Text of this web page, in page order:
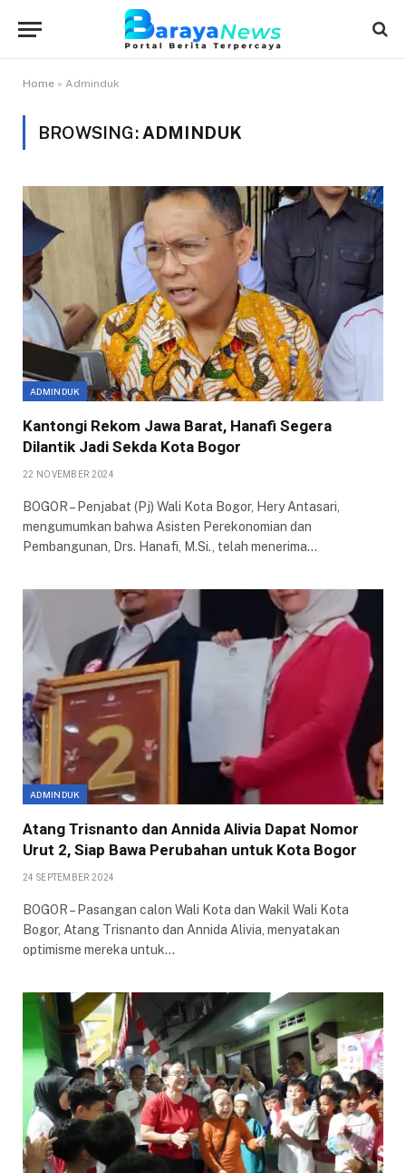
Home » Adminduk
BROWSING: ADMINDUK
ADMINDUK
Kantongi Rekom Jawa Barat, Hanafi Segera
Dilantik Jadi Sekda Kota Bogor
22 NOVEMBER 2024
BOGOR – Penjabat (Pj) Wali Kota Bogor, Hery Antasari,
mengumumkan bahwa Asisten Perekonomian dan
Pembangunan, Drs. Hanafi, M.Si., telah menerima…
ADMINDUK
Atang Trisnanto dan Annida Alivia Dapat Nomor
Urut 2, Siap Bawa Perubahan untuk Kota Bogor
24 SEPTEMBER 2024
BOGOR – Pasangan calon Wali Kota dan Wakil Wali Kota
Bogor, Atang Trisnanto dan Annida Alivia, menyatakan
optimisme mereka untuk…